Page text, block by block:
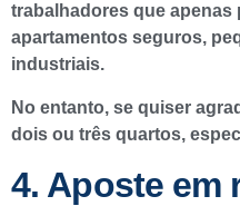
trabalhadores que apenas
apartamentos seguros,
industriais.
No entanto, se quiser
dois ou três quartos,
4. Aposte em